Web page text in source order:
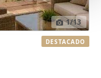
1/13
DESTACADO